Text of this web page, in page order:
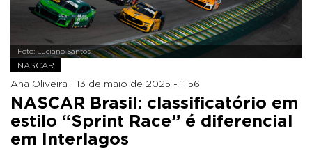
Foto: Luciano Santos
NASCAR
Ana Oliveira | 13 de maio de 2025 - 11:56
NASCAR Brasil: classificatório em
estilo “Sprint Race” é diferencial
em Interlagos